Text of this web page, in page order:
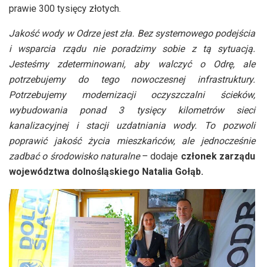
prawie 300 tysięcy złotych.
Jakość wody w Odrze jest zła. Bez systemowego podejścia
i wsparcia rządu nie poradzimy sobie z tą sytuacją.
Jesteśmy zdeterminowani, aby walczyć o Odrę, ale
potrzebujemy do tego nowoczesnej infrastruktury.
Potrzebujemy modernizacji oczyszczalni ścieków,
wybudowania ponad 3 tysięcy kilometrów sieci
kanalizacyjnej i stacji uzdatniania wody. To pozwoli
poprawić jakość życia mieszkańców, ale jednocześnie
zadbać o środowisko naturalne– dodaje członek zarządu
województwa dolnośląskiego Natalia Gołąb.